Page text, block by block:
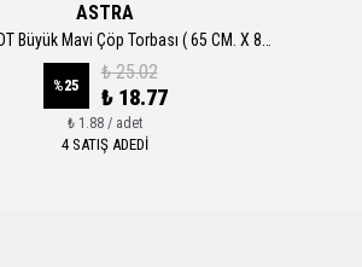
ASTRA
ASTRA EDT Büyük Mavi Çöp Torbası ( 65 CM. X 80 CM. ) 10 Adet
%25
₺ 25.02
₺ 18.77
₺ 1.88 / adet
4 SATIŞ ADEDİ